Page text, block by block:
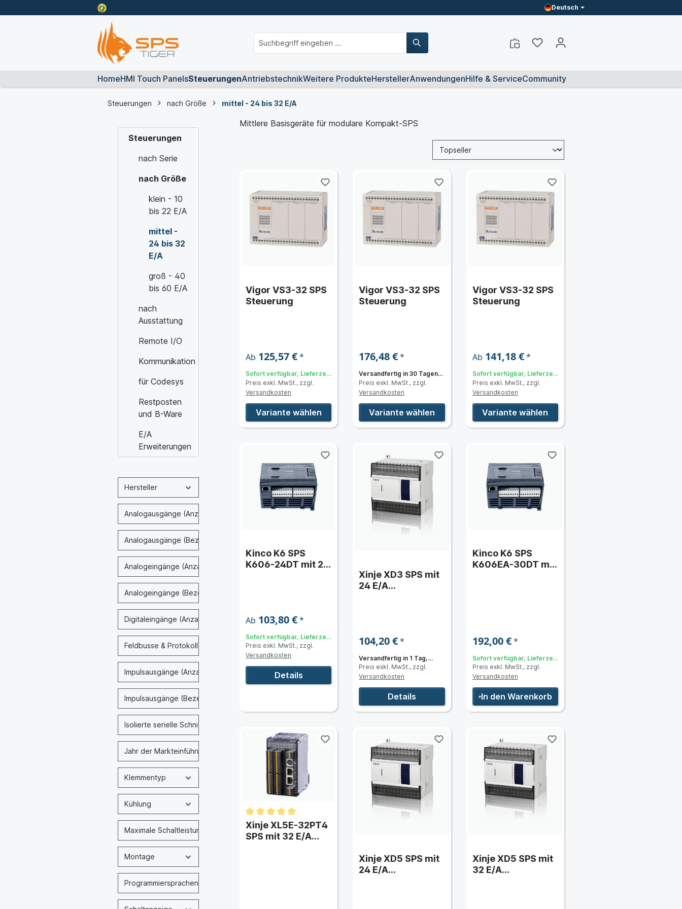
Deutsch
HomeHMI Touch PanelsSteuerungenAntriebstechnikWeitere ProdukteHerstellerAnwendungenHilfe & ServiceCommunity
Steuerungen nach Größe mittel - 24 bis 32 E/A
Steuerungen
nach Serie
nach Größe
klein - 10
bis 22 E/A
mittel -
24 bis 32
E/A
groß - 40
bis 60 E/A
nach
Ausstattung
Remote I/O
Kommunikation
für Codesys
Restposten
und B-Ware
E/A
Erweiterungen
Hersteller
Analogausgänge (Anzahl)
Analogausgänge (Bezeichnung & Typ)
Analogeingänge (Anzahl)
Analogeingänge (Bezeichnung & Typ)
Digitaleingänge (Anzahl & Typ)
Feldbusse & Protokolle
Impulsausgänge (Anzahl)
Impulsausgänge (Bezeichnung und Typ)
Isolierte serielle Schnittstelle
Jahr der Markteinführung
Klemmentyp
Kühlung
Maximale Schaltleistung
Montage
Programmiersprachen
Mittlere Basisgeräte für modulare Kompakt-SPS
Vigor VS3-32 SPS
Steuerung
Ab 125,57 €*
Sofort verfügbar, Lieferzeit:
3 bis 5 Tage
Preis exkl. MwSt., zzgl.
Versandkosten
Variante wählen
Vigor VS3-32 SPS
Steuerung
176,48 €*
Versandfertig in 30 Tagen,
Lieferzeit 3 bis 5 Tage
Preis exkl. MwSt., zzgl.
Versandkosten
Variante wählen
Vigor VS3-32 SPS
Steuerung
Ab 141,18 €*
Sofort verfügbar, Lieferzeit:
3 bis 5 Tage
Preis exkl. MwSt., zzgl.
Versandkosten
Variante wählen
Kinco K6 SPS
K606-24DT mit 24
Ab 103,80 €*
Sofort verfügbar, Lieferzeit:
3 bis 5 Tage
Preis exkl. MwSt., zzgl.
Versandkosten
Details
Xinje XD3 SPS mit
24 E/A
104,20 €*
Versandfertig in 1 Tag,
Lieferzeit 3 bis 5 Tage
Preis exkl. MwSt., zzgl.
Versandkosten
Details
Kinco K6 SPS
K606EA-30DT mit
192,00 €*
Sofort verfügbar, Lieferzeit:
2-5 Tage
Preis exkl. MwSt., zzgl.
Versandkosten
In den Warenkorb
Xinje XL5E-32PT4
SPS mit 32 E/A
Xinje XD5 SPS mit
24 E/A
Xinje XD5 SPS mit
32 E/A